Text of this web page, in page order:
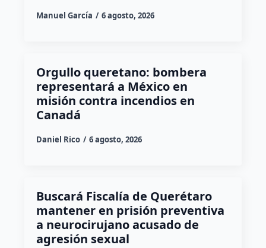
Manuel García 6 agosto, 2026
Orgullo queretano: bombera
representará a México en
misión contra incendios en
Canadá
Daniel Rico 6 agosto, 2026
Buscará Fiscalía de Querétaro
mantener en prisión preventiva
a neurocirujano acusado de
agresión sexual